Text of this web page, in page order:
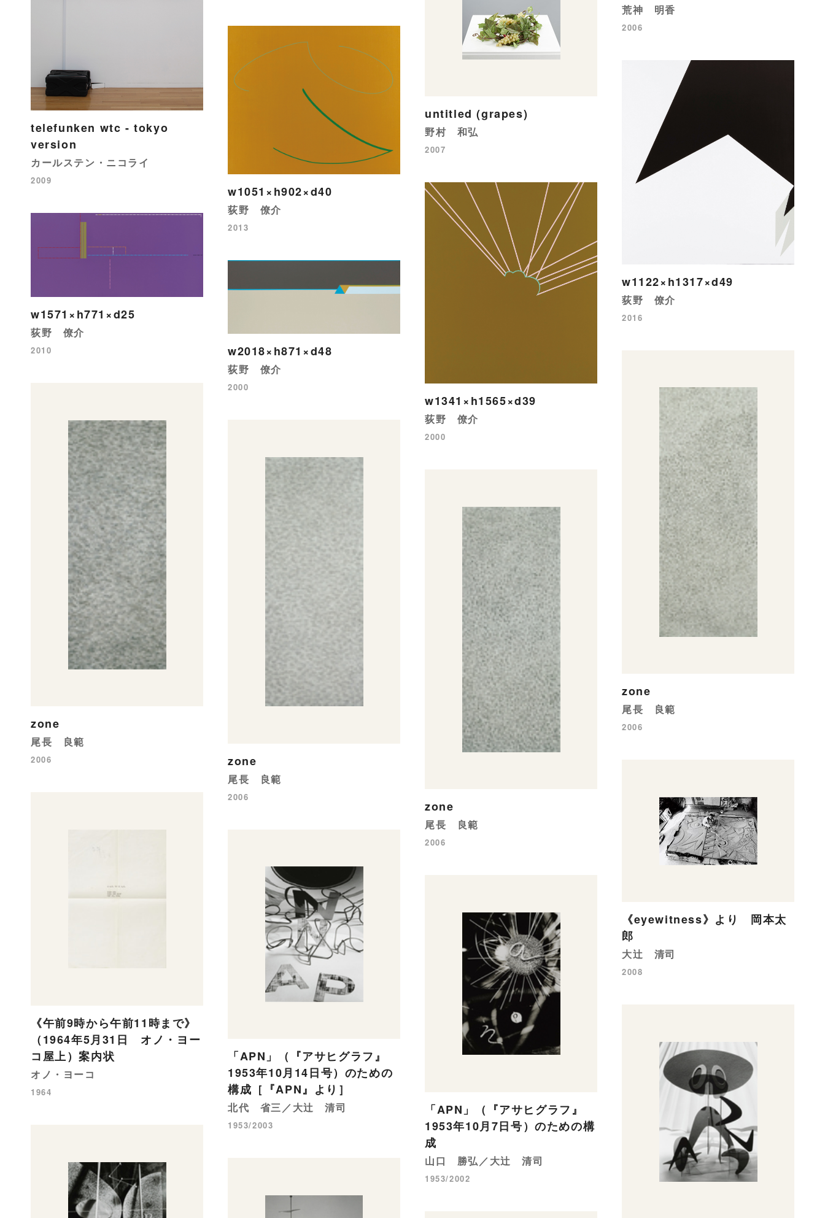
荒神 明香
2006
telefunken wtc - tokyo
version
カールステン・ニコライ
2009
untitled (grapes)
野村 和弘
2007
w1051×h902×d40
荻野 僚介
2013
w1122×h1317×d49
荻野 僚介
2016
w1341×h1565×d39
荻野 僚介
2000
w1571×h771×d25
荻野 僚介
2010 w2018×h871×d48
荻野 僚介
2000
zone
尾長 良範
2006
zone
尾長 良範
2006 zone
尾長 良範
2006
zone
尾長 良範
2006
《eyewitness》より 岡本太
郎
大辻 清司
2008
《午前9時から午前11時まで》
（1964年5月31日 オノ・ヨー
コ屋上）案内状
オノ・ヨーコ
1964
「APN」（『アサヒグラフ』
1953年10月14日号）のための
構成［『APN』より］
北代 省三／大辻 清司
1953/2003
「APN」（『アサヒグラフ』
1953年10月7日号）のための構
成
山口 勝弘／大辻 清司
1953/2002